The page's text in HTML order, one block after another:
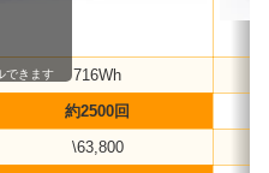
716Wh
約2500回
\63,800
できます